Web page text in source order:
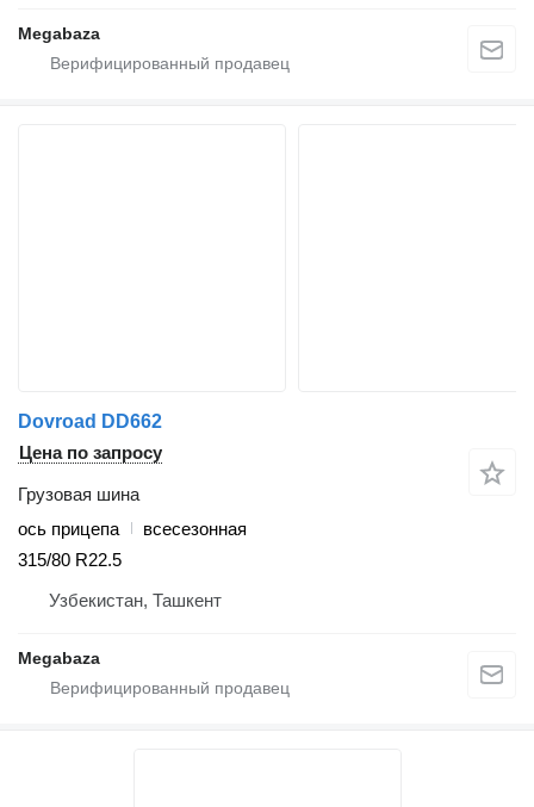
Megabaza
Dovroad DD662
Цена по запросу
Грузовая шина
ось прицепа
всесезонная
315/80 R22.5
Узбекистан, Ташкент
Megabaza